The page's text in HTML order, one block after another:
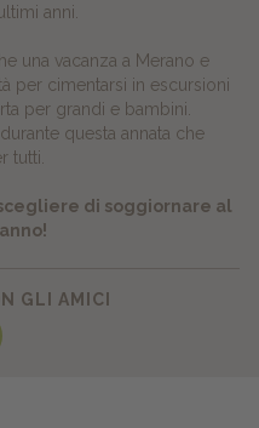
anni.
una vacanza a Merano e
per cimentarsi in escursioni
per grandi e bambini.
questa annata che
tutti.
di soggiornare al
GLI AMICI